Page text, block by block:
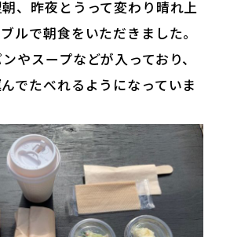
、昨夜とうって変わり晴れ上
ルで朝食をいただきました。
やスープなどが入っており、
でたべれるようになっていま